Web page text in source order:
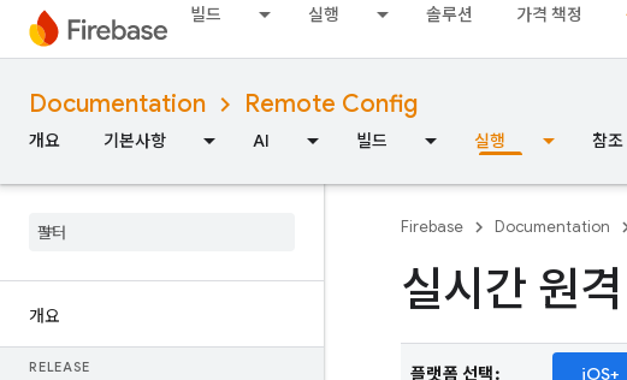
빌드 실행 솔루션 가격 책정
Documentation Remote Config
개요 기본사항 AI 빌드 실행 참조
개요
RELEASE
Firebase Documentation
실시간 원
플랫폼 선택: iOS+